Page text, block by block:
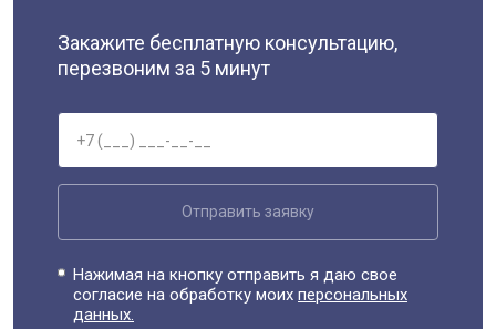
Закажите бесплатную консультацию,
перезвоним за 5 минут
Отправить заявку
Нажимая на кнопку отправить я даю свое
согласие на обработку моихперсональных
данных.